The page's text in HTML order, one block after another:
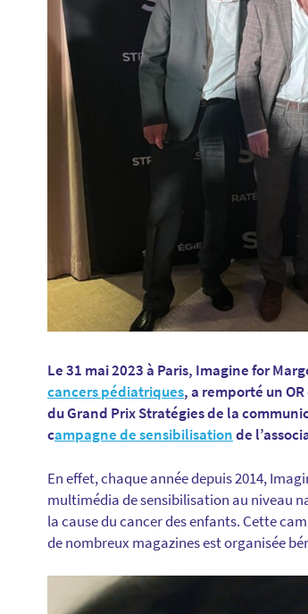
Le 31 mai 2023 à Paris, Imagine for
cancers pédiatriques, a remporté un
du Grand Prix Stratégies de la
campagne de sensibilisationde
En effet, chaque année depuis 2014,
multimédia de sensibilisation au niveau
la cause du cancer des enfants. Cette
de nombreux magazines est organisée